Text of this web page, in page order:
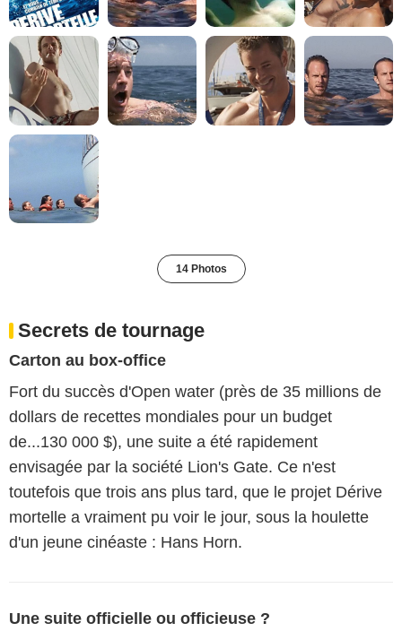
14 Photos
Secrets de tournage
Carton au box-office
Fort du succès d'Open water (près de 35 millions de
dollars de recettes mondiales pour un budget
de...130 000 $), une suite a été rapidement
envisagée par la société Lion's Gate. Ce n'est
toutefois que trois ans plus tard, que le projet Dérive
mortelle a vraiment pu voir le jour, sous la houlette
d'un jeune cinéaste : Hans Horn.
Une suite officielle ou officieuse ?